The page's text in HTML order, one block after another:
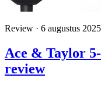
Review · 6 augustus 2025
Ace & Taylor
review